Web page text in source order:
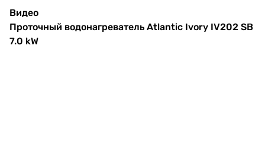
лейки, душевая насадка с 5-мя
Видео
Проточный водонагреватель Atlantic Ivory IV202 SB
7.0 kW